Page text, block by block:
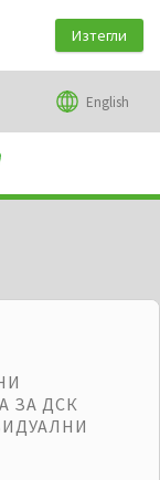
Изтегли
English
ЗА ДСК